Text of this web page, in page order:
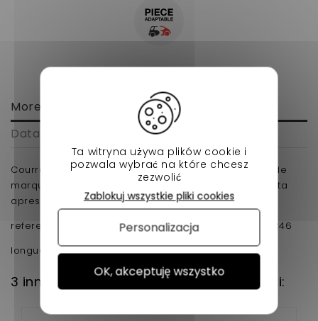
More info
Data sheet
Courroie de transmission pour voiture sans permis de
marque minauto Cross a partir de 2015 moteur kubota
apres 2015 en adaptable.
reference d'origine :: 3ARP023 / BD 52-2172 / EPCOUR46
longueur exterieur : 862 MM
3 innych produktów w tej samej kategorii:
Ta witryna używa plików cookie i
pozwala wybrać na które chcesz
zezwolić
OK, akceptuję wszystko
Zablokuj wszystkie pliki cookies
Personalizacja